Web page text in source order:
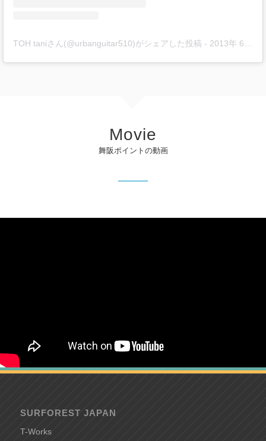
TOH taniさん(@urbanguitar510)がシェアした投稿 - 2013年 6月月22日午後8時56分PDT
Movie
舞阪ポイントの動画
SURFOREST JAPAN
T-Works